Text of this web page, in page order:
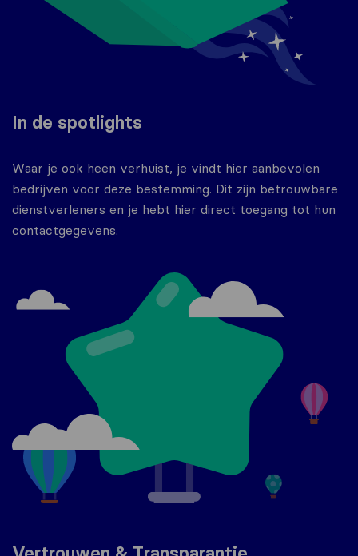
In de spotlights
Waar je ook heen verhuist, je vindt hier aanbevolen
bedrijven voor deze bestemming. Dit zijn betrouwbare
dienstverleners en je hebt hier direct toegang tot hun
contactgegevens.